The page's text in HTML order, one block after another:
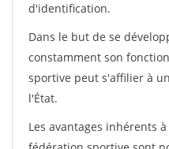
d'identification.
Dans le but de se
constamment son
sportive peut s'affilier à
l'État.
Les avantages inhérents